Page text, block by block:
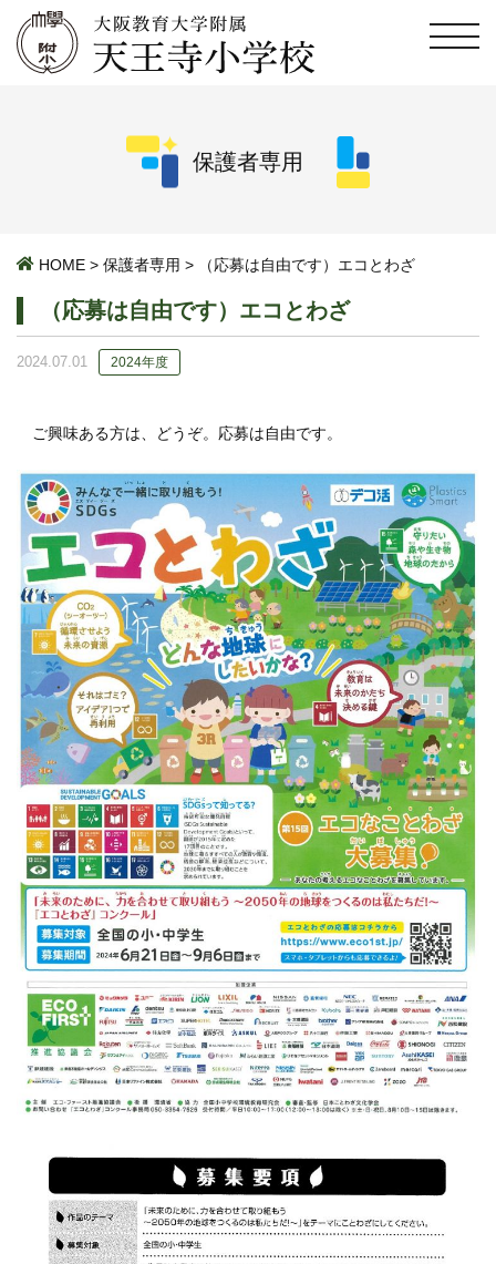
保護者専用
HOME > 保護者専用 > （応募は自由です）エコとわざ
（応募は自由です）エコとわざ
2024.07.01 2024年度
ご興味ある方は、どうぞ。応募は自由です。